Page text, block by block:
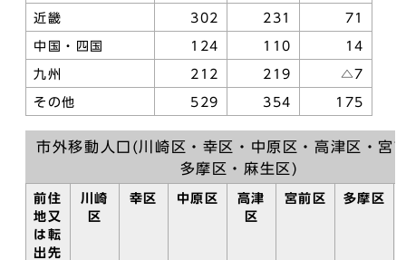
近畿 302 231 71
中国・四国 124 110 14
九州 212 219 △7
その他 529 354 175
市外移動人口(川崎区・幸区・中原区・高津区・宮
多摩区・麻生区)
前住
地又
は転
出先
川崎
区
幸区 中原区
高津
区
宮前区 多摩区